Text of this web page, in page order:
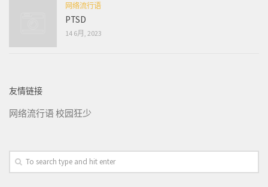
网络流行语
PTSD
14 6月, 2023
友情链接
网络流行语校园狂少